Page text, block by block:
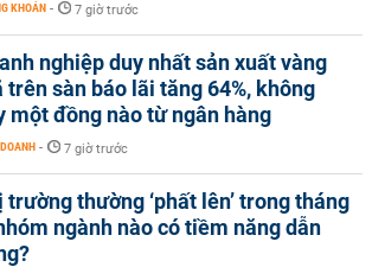
KHOÁN - 7 giờ trước
nghiệp duy nhất sản xuất vàng
trên sàn báo lãi tăng 64%, không
một đồng nào từ ngân hàng
- 7 giờ trước
trường thường ‘phất lên’ trong tháng
ngành nào có tiềm năng dẫn